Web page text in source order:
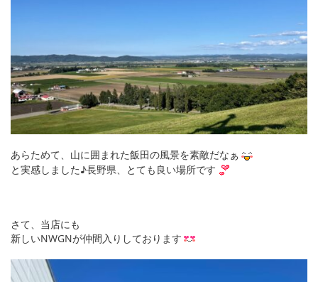
あらためて、山に囲まれた飯田の風景を素敵だなぁ
と実感しました♪長野県、とても良い場所です
さて、当店にも
新しいNWGNが仲間入りしております